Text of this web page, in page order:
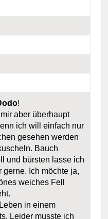
!
aber überhaupt
ich will einfach nur
gesehen werden
Bauch
und bürsten lasse ich
gerne. Ich möchte ja,
weiches Fell
in einem
Leider musste ich